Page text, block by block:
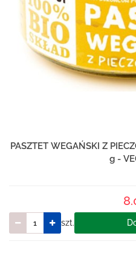
PASZTET WEGAŃSKI Z
g -
szt.